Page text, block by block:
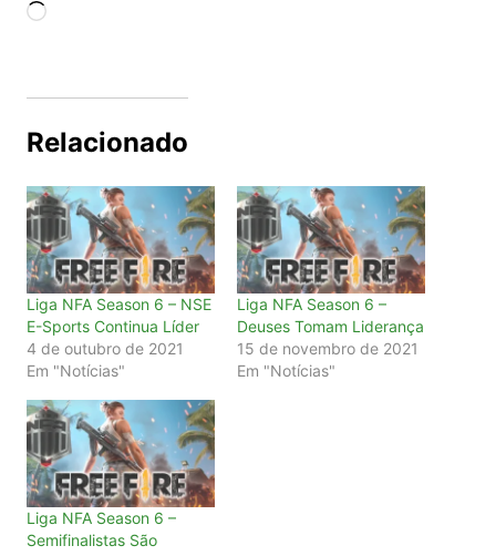
Carregando...
Relacionado
Liga NFA Season 6 – NSE
E-Sports Continua Líder
4 de outubro de 2021
Em "Notícias"
Liga NFA Season 6 –
Deuses Tomam Liderança
15 de novembro de 2021
Em "Notícias"
Liga NFA Season 6 –
Semifinalistas São